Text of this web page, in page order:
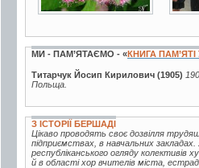
МИ - ПАМ’ЯТАЄМО - «КНИГА ПАМ’ЯТІ
Титарчук Йосип Кирилович (1905)
Польща.
З ІСТОРІЇ БЕРШАДІ
Цікаво проводять своє дозвілля
підприємствах, в навчальних
республіканського огляду колективів
й в області хор вчителів міста,